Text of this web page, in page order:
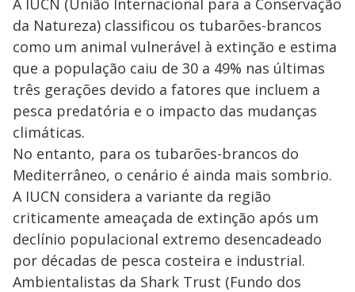
d
e
o
da Natureza) classificou os tubarões-brancos
como um animal vulnerável à extinção e estima
que a população caiu de 30 a 49% nas últimas
três gerações devido a fatores que incluem a
pesca predatória e o impacto das mudanças
climáticas.
No entanto, para os tubarões-brancos do
Mediterrâneo, o cenário é ainda mais sombrio.
A IUCN considera a variante da região
criticamente ameaçada de extinção após um
declínio populacional extremo desencadeado
por décadas de pesca costeira e industrial.
Ambientalistas da Shark Trust (Fundo dos